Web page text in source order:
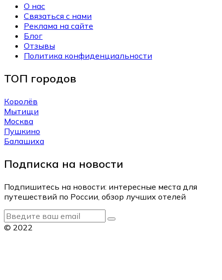
О нас
Связаться с нами
Реклама на сайте
Блог
Отзывы
Политика конфиденциальности
ТОП городов
Королёв
Мытищи
Москва
Пушкино
Балашиха
Подписка на новости
Подпишитесь на новости: интересные места для
путешествий по России, обзор лучших отелей
© 2022